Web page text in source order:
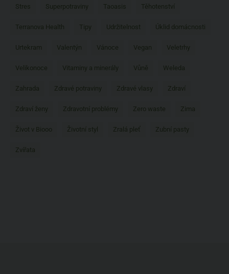
Stres Superpotraviny Taoasis Těhotenství
Terranova Health Tipy Udržitelnost Úklid domácnosti
Urtekram Valentýn Vánoce Vegan Veletrhy
Velikonoce Vitaminy a minerály Vůně Weleda
Zahrada Zdravé potraviny Zdravé vlasy Zdraví
Zdraví ženy Zdravotní problémy Zero waste Zima
Život v Biooo Životní styl Zralá pleť Zubní pasty
Zvířata